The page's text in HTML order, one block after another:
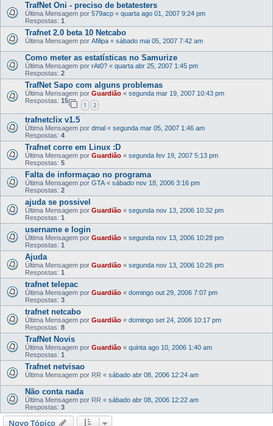
TrafNet Oni - preciso de betatesters
Última Mensagem por 579acp « quarta ago 01, 2007 9:24 pm
Respostas: 1
Trafnet 2.0 beta 10 Netcabo
Última Mensagem por Afilipa « sábado mai 05, 2007 7:42 am
Como meter as estatísticas no Samurize
Última Mensagem por rAt0? « quarta abr 25, 2007 1:45 pm
Respostas: 2
TrafNet Sapo com alguns problemas
Última Mensagem por Guardião « segunda mar 19, 2007 10:43 pm
Respostas: 15
1 2
trafnetclix v1.5
Última Mensagem por dmal « segunda mar 05, 2007 1:46 am
Respostas: 4
Trafnet corre em Linux :D
Última Mensagem por Guardião « segunda fev 19, 2007 5:13 pm
Respostas: 5
Falta de informaçao no programa
Última Mensagem por GTA « sábado nov 18, 2006 3:16 pm
Respostas: 2
ajuda se possivel
Última Mensagem por Guardião « segunda nov 13, 2006 10:32 pm
Respostas: 1
username e login
Última Mensagem por Guardião « segunda nov 13, 2006 10:28 pm
Respostas: 1
Ajuda
Última Mensagem por Guardião « segunda nov 13, 2006 10:26 pm
Respostas: 1
trafnet telepac
Última Mensagem por Guardião « domingo out 29, 2006 7:07 pm
Respostas: 3
trafnet netcabo
Última Mensagem por Guardião « domingo set 24, 2006 10:17 pm
Respostas: 8
TrafNet Novis
Última Mensagem por Guardião « quinta ago 10, 2006 1:40 am
Respostas: 1
Trafnet netvisao
Última Mensagem por RR « sábado abr 08, 2006 12:24 am
Não conta nada
Última Mensagem por RR « sábado abr 08, 2006 12:22 am
Respostas: 3
Novo Tópico